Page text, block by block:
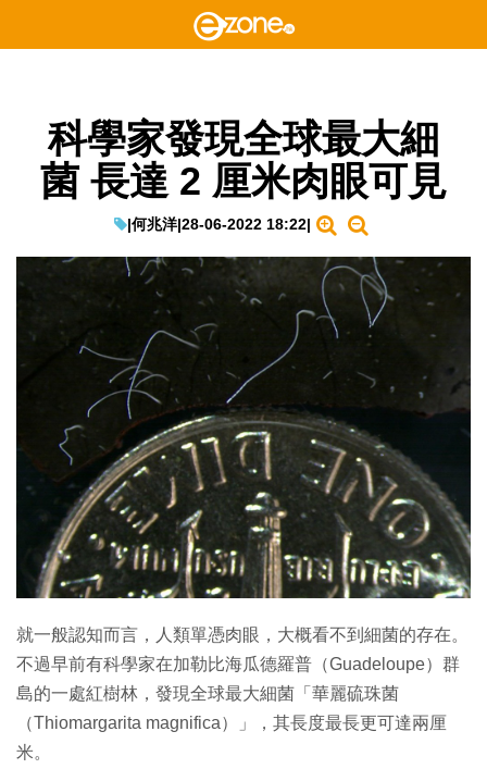
科學家發現全球最大細
菌 長達 2 厘米肉眼可見
|何兆洋|28-06-2022 18:22|
就一般認知而言，人類單憑肉眼，大概看不到細菌的存在。
不過早前有科學家在加勒比海瓜德羅普（Guadeloupe）群
島的一處紅樹林，發現全球最大細菌「華麗硫珠菌
（Thiomargarita magnifica）」，其長度最長更可達兩厘
米。